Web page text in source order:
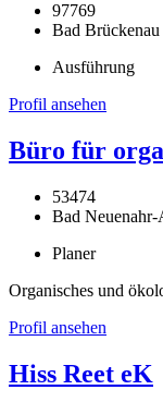
97769
Bad Brückenau
Ausführung
Profil ansehen
Büro für
53474
Bad
Planer
Organisches und
Profil ansehen
Hiss Reet eK